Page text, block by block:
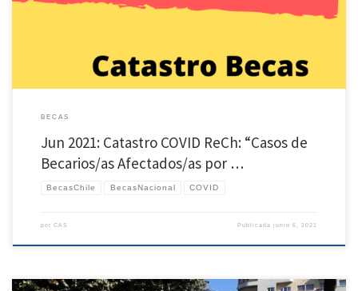
conocer la situación de becarios/as e investigadores/as afectados/as por la […]
BECAS
Jun 2021: Catastro COVID ReCh: “Casos de
Becarios/as Afectados/as por …
BecasChile BecasNacional COVID
por CAS Publicadajunio 6, 2021